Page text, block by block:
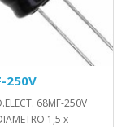
250V
68MF-250V
1,5 x